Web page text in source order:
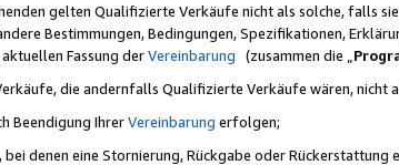
gelten Qualifizierte Verkäufe nicht als solche, falls
Bestimmungen, Bedingungen, Spezifikationen,
Fassung derVereinbarung (zusammen die „
die andernfalls Qualifizierte Verkäufe wären, nicht
Beendigung IhrerVereinbarung erfolgen;
denen eine Stornierung, Rückgabe oder Rückerstattung